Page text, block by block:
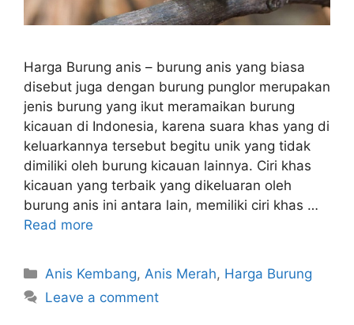
Harga Burung anis – burung anis yang biasa
disebut juga dengan burung punglor merupakan
jenis burung yang ikut meramaikan burung
kicauan di Indonesia, karena suara khas yang di
keluarkannya tersebut begitu unik yang tidak
dimiliki oleh burung kicauan lainnya. Ciri khas
kicauan yang terbaik yang dikeluaran oleh
burung anis ini antara lain, memiliki ciri khas …
Read more
Categories
Anis Kembang,Anis Merah, Harga Burung
Leave a comment